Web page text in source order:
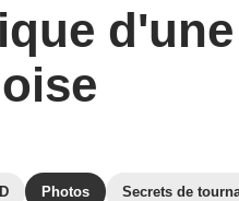
Photos Secrets de